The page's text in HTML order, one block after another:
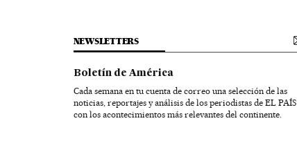
NEWSLETTERS
Boletín de América
Cada semana en tu cuenta de correo una selección de las
noticias, reportajes y análisis de los periodistas de EL PAÍS
con los acontecimientos más relevantes del continente.